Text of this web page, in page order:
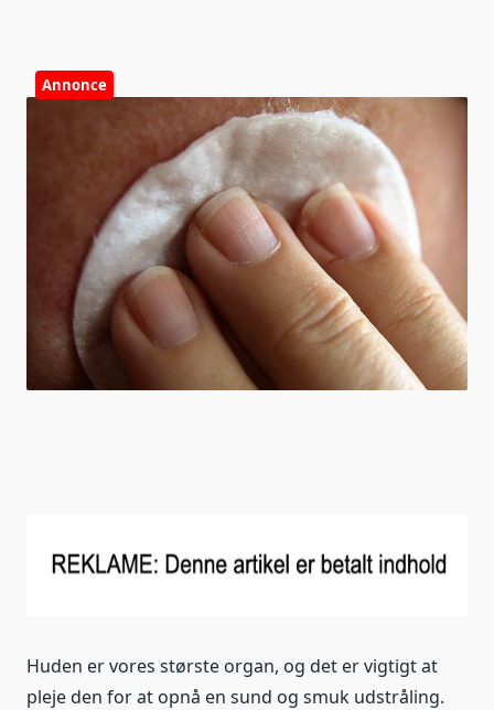
Annonce
Huden er vores største organ, og det er vigtigt at
pleje den for at opnå en sund og smuk udstråling.